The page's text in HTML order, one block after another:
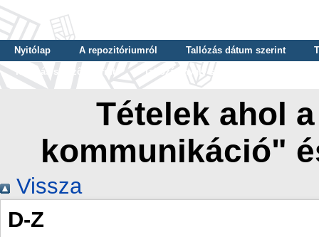
Nyitólap A repozitóriumról Tallózás dátum szerint
Tallózás szerző szerint
Tallózás nyelv szerint
Tételek ahol
kommunikáció"
Vissza
D-Z